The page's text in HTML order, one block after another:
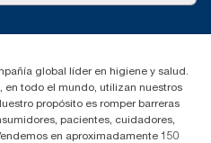
global líder en higiene y salud.
en todo el mundo, utilizan nuestros
propósito es romper barreras
pacientes, cuidadores,
en aproximadamente 150